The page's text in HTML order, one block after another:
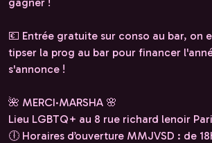
💶 Entrée gratuite sur conso au bar, on
tipser la prog au bar pour financer
s'annonce !
🌺 MERCI·MARSHA 🌸
Lieu LGBTQ+ au 8 rue richard lenoir
🕕 Horaires d’ouverture MMJVSD : de